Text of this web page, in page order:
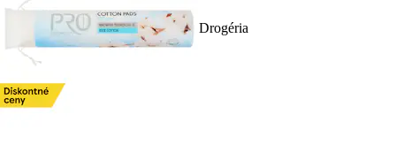
Drogéria